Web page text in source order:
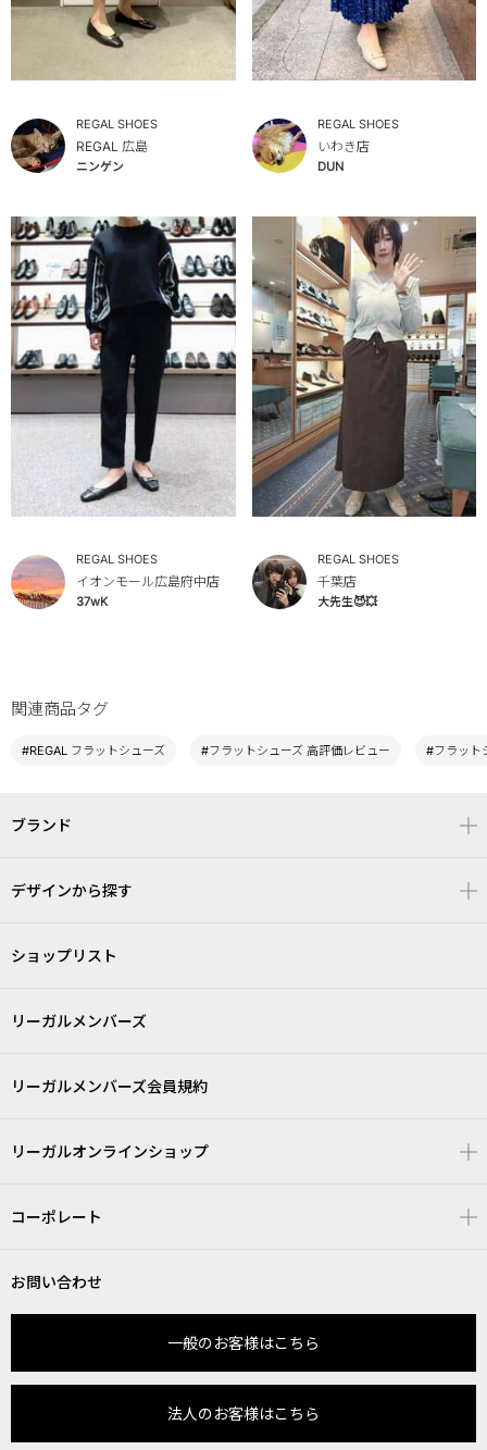
REGAL SHOES
REGAL 広島
ニンゲン
REGAL SHOES
いわき店
DUN
REGAL SHOES
イオンモール広島府中店
37wK
REGAL SHOES
千葉店
大先生😈💥
関連商品タグ
#REGAL フラットシューズ #フラットシューズ 高評価レビュー #フラット
ブランド
デザインから探す
ショップリスト
リーガルメンバーズ
リーガルメンバーズ会員規約
リーガルオンラインショップ
コーポレート
お問い合わせ
一般のお客様はこちら
法人のお客様はこちら